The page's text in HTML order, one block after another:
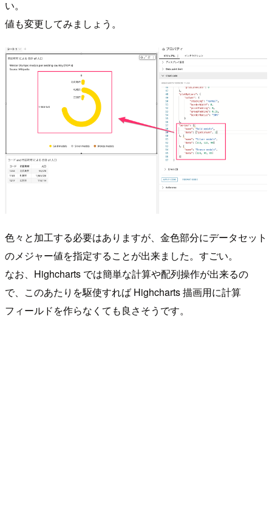
い。
値も変更してみましょう。
色々と加工する必要はありますが、金色部分にデータセット
のメジャー値を指定することが出来ました。すごい。
なお、Highcharts では簡単な計算や配列操作が出来るの
で、このあたりを駆使すれば Highcharts 描画用に計算
フィールドを作らなくても良さそうです。